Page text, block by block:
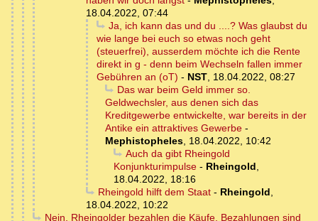
18.04.2022, 07:44
Ja, ich kann das und du ....? Was glaubst du
wie lange bei euch so etwas noch geht
(steuerfrei), ausserdem möchte ich die Rente
direkt in g - denn beim Wechseln fallen immer
Gebühren an (oT) - NST, 18.04.2022, 08:27
Das war beim Geld immer so.
Geldwechsler, aus denen sich das
Kreditgewerbe entwickelte, war bereits in der
Antike ein attraktives Gewerbe -
Mephistopheles, 18.04.2022, 10:42
Auch da gibt Rheingold
Konjunkturimpulse - Rheingold,
18.04.2022, 18:16
Rheingold hilft dem Staat- Rheingold,
18.04.2022, 10:22
Nein, Rheingolder bezahlen die Käufe, Bezahlungen sind